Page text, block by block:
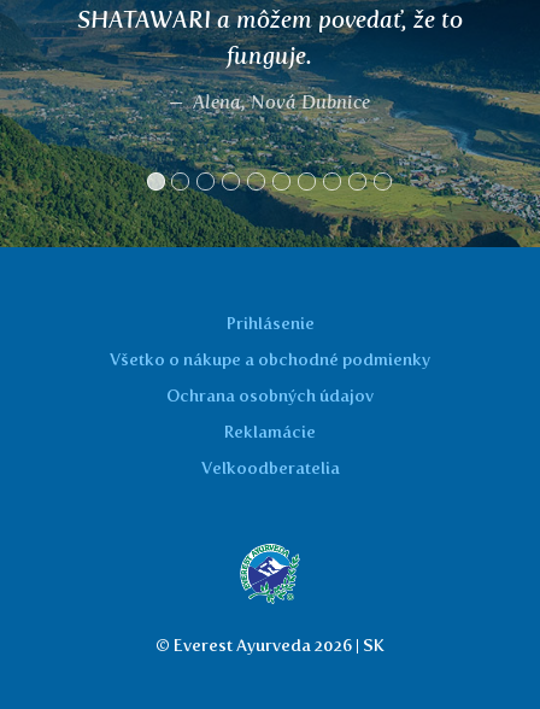
SHATAWARI a môžem povedať, že to
funguje.
Alena, Nová Dubnice
Prihlásenie
Všetko o nákupe a obchodné podmienky
Ochrana osobných údajov
Reklamácie
Veľkoodberatelia
© Everest Ayurveda 2026 | SK